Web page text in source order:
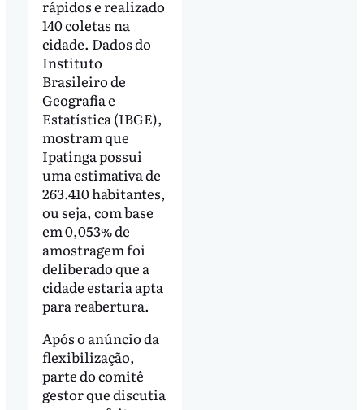
rápidos e realizado
140 coletas na
cidade. Dados do
Instituto
Brasileiro de
Geografia e
Estatística (IBGE),
mostram que
Ipatinga possui
uma estimativa de
263.410 habitantes,
ou seja, com base
em 0,053% de
amostragem foi
deliberado que a
cidade estaria apta
para reabertura.
Após o anúncio da
flexibilização,
parte do comitê
gestor que discutia